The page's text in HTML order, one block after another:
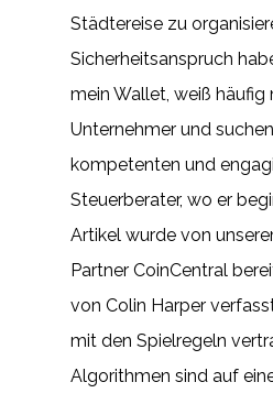
Städtereise zu
Sicherheitsanspruch
mein Wallet, weiß häufig
Unternehmer und
kompetenten und
Steuerberater, wo er
Artikel wurde von
Partner CoinCentral
von Colin Harper
mit den Spielregeln
Algorithmen sind auf